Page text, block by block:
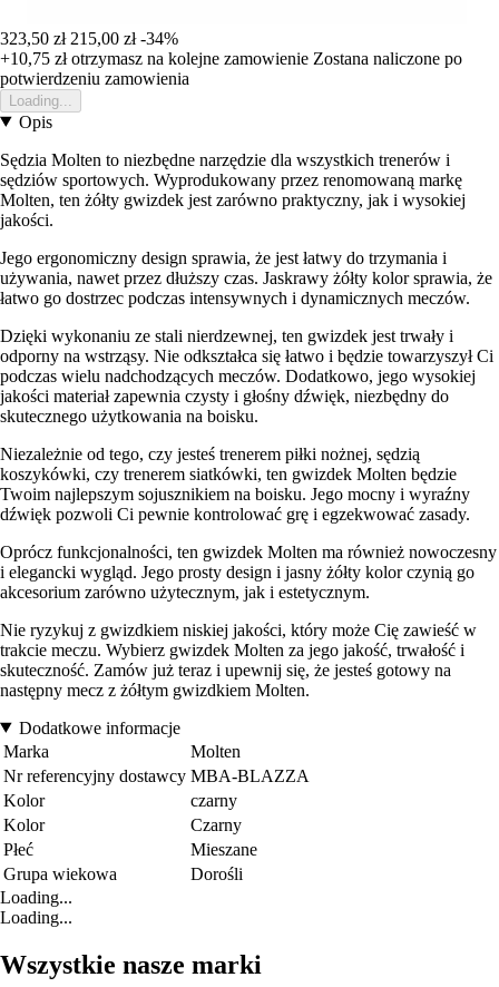
323,50 zł 215,00 zł -34%
+10,75 złotrzymasz na kolejne zamowienie Zostana naliczone po
potwierdzeniu zamowienia
Loading...
Opis
Sędzia Molten to niezbędne narzędzie dla wszystkich trenerów i
sędziów sportowych. Wyprodukowany przez renomowaną markę
Molten, ten żółty gwizdek jest zarówno praktyczny, jak i wysokiej
jakości.
Jego ergonomiczny design sprawia, że jest łatwy do trzymania i
używania, nawet przez dłuższy czas. Jaskrawy żółty kolor sprawia, że
łatwo go dostrzec podczas intensywnych i dynamicznych meczów.
Dzięki wykonaniu ze stali nierdzewnej, ten gwizdek jest trwały i
odporny na wstrząsy. Nie odkształca się łatwo i będzie towarzyszył Ci
podczas wielu nadchodzących meczów. Dodatkowo, jego wysokiej
jakości materiał zapewnia czysty i głośny dźwięk, niezbędny do
skutecznego użytkowania na boisku.
Niezależnie od tego, czy jesteś trenerem piłki nożnej, sędzią
koszykówki, czy trenerem siatkówki, ten gwizdek Molten będzie
Twoim najlepszym sojusznikiem na boisku. Jego mocny i wyraźny
dźwięk pozwoli Ci pewnie kontrolować grę i egzekwować zasady.
Oprócz funkcjonalności, ten gwizdek Molten ma również nowoczesny
i elegancki wygląd. Jego prosty design i jasny żółty kolor czynią go
akcesorium zarówno użytecznym, jak i estetycznym.
Nie ryzykuj z gwizdkiem niskiej jakości, który może Cię zawieść w
trakcie meczu. Wybierz gwizdek Molten za jego jakość, trwałość i
skuteczność. Zamów już teraz i upewnij się, że jesteś gotowy na
następny mecz z żółtym gwizdkiem Molten.
Dodatkowe informacje
Marka
Molten
Nr referencyjny dostawcy MBA-BLAZZA
Kolor
czarny
Kolor
Czarny
Płeć
Mieszane
Grupa wiekowa
Dorośli
Loading...
Loading...
Wszystkie nasze marki